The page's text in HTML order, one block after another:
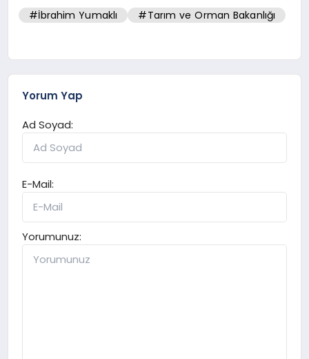
#İbrahim Yumaklı #Tarım ve Orman Bakanlığı
Yorum Yap
Ad Soyad:
E-Mail:
Yorumunuz: